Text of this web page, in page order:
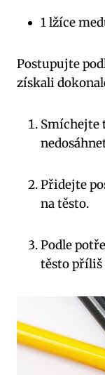
1 lžíce
Postupujte
získali
Smíchejte
Přidejte
na těsto.
Podle
těsto příliš